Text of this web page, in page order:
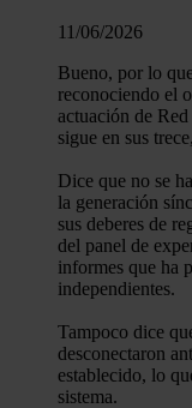
11/06/2026
Bueno, por lo
reconociendo el
actuación de
sigue en sus
Dice que no se
la generación
sus deberes de
del panel de
informes que ha
independientes.
Tampoco dice
desconectaron
establecido, lo
sistema.